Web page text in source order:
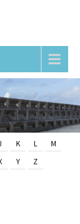
K L
M
Y Z